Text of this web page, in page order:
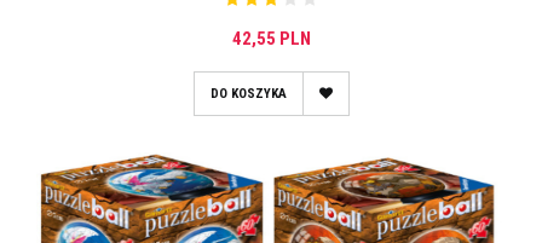
42,55 PLN
DO KOSZYKA